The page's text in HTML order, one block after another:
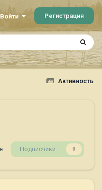
Регистрация
Активность
Подписчики 0